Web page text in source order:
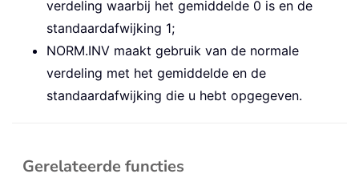
verdeling waarbij het gemiddelde 0 is en de
standaardafwijking 1;
NORM.INV maakt gebruik van de normale
verdeling met het gemiddelde en de
standaardafwijking die u hebt opgegeven.
Gerelateerde functies